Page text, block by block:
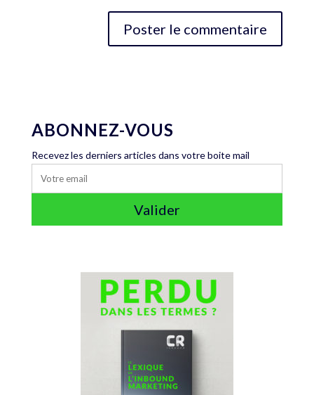
ABONNEZ-VOUS
Recevez les derniers articles dans votre boite mail